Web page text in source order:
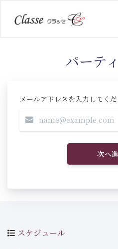
パーテ
メールアドレスを入力してくだ
次へ
スケジュール